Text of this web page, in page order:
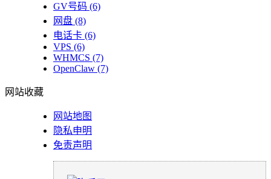
GV号码 (6)
网盘 (8)
电话卡 (6)
VPS (6)
WHMCS (7)
OpenClaw (7)
网站收藏
网站地图
隐私申明
免责声明